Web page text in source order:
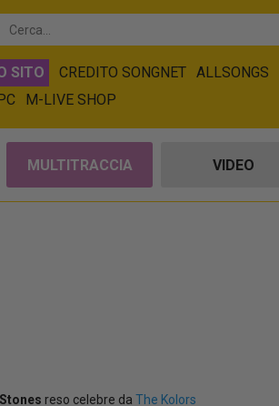
SITO CREDITO SONGNET ALLSONGS
M-LIVE SHOP
MULTITRACCIA VIDEO
reso celebre da The Kolors